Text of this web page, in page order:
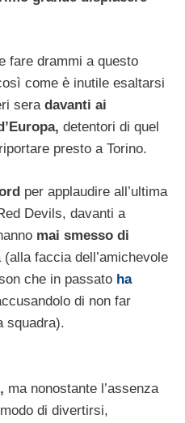
fare drammi a questo
come è inutile esaltarsi
sera davanti ai
detentori di quel
presto a Torino.
per applaudire all’ultima
Devils, davanti a
mai smesso di
faccia dell’amichevole
che in passato ha
di non far
squadra).
ma nonostante l’assenza
di divertirsi,